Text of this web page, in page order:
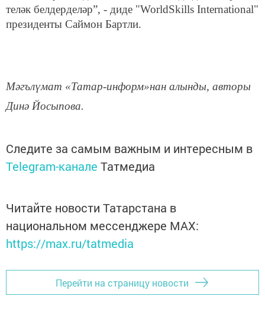
теләк белдерделәр”, - диде "WorldSkills International"
президенты Саймон Бартли.
Мәгълүмат «Татар-информ»нан алынды, авторы
Динә Йосыпова.
Следите за самым важным и интересным в
Telegram-канале Татмедиа
Читайте новости Татарстана в
национальном мессенджере MАХ:
https://max.ru/tatmedia
Перейти на страницу новости